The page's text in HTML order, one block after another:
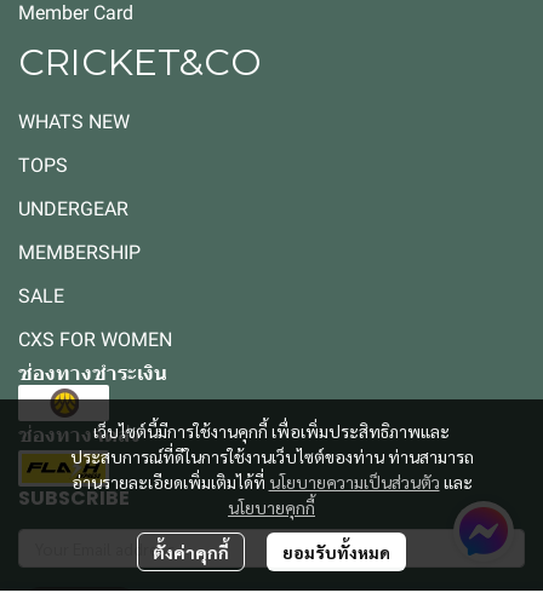
เว็บไซต์นี้มีการใช้งานคุกกี้ เพื่อเพิ่มประสิทธิภาพและ
ประสบการณ์ที่ดีในการใช้งานเว็บไซต์ของท่าน ท่านสามารถ
อ่านรายละเอียดเพิ่มเติมได้ที่ นโยบายความเป็นส่วนตัว และ
นโยบายคุกกี้
ตั้งค่าคุกกี้ ยอมรับทั้งหมด
Member Card
CRICKET&CO
WHATS NEW
TOPS
UNDERGEAR
MEMBERSHIP
SALE
CXS FOR WOMEN
ช่องทางชำระเงิน
ช่องทางจัดส่ง
SUBSCRIBE